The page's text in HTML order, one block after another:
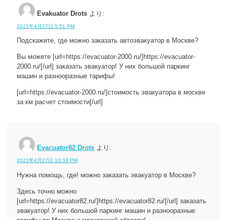
Evakuator Drots より:
2021年4月27日 5:51 PM
Подскажите, где можно заказать автоэвакуатор в Москве?
Вы можете [url=https://evacuator-2000.ru/]https://evacuator-
2000.ru/[/url] заказать эвакуатор! У них большой паркинг
машин и разнооразные тарифы!
[url=https://evacuator-2000.ru/]стоимость эвакуатора в москве
за км расчет стоимости[/url]
Evacuator82 Drots より:
2021年4月27日 10:33 PM
Нужна помощь, где! можно заказать эвакуатор в Москве?
Здесь точно можно
[url=https://evacuator82.ru/]https://evacuator82.ru/[/url] заказать
эвакуатор! У них большой паркинг машин и разнооразные